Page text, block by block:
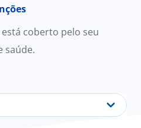
coberto pelo seu
saúde.